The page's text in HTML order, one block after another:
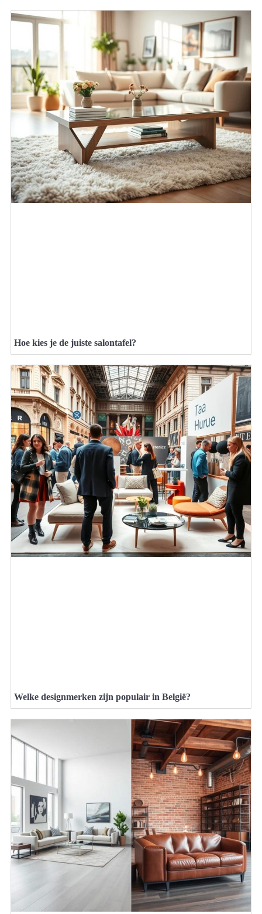
Hoe kies je de juiste salontafel?
Welke designmerken zijn populair in België?